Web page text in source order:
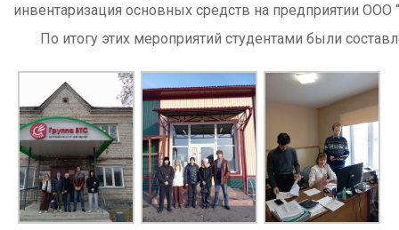
инвентаризация основных средств на предприятии ООО
По итогу этих мероприятий студентами были